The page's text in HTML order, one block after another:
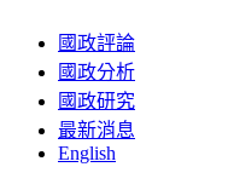
國政評論
國政分析
國政研究
最新消息
English